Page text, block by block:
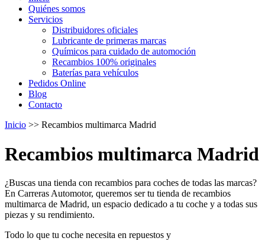
Quiénes somos
Servicios
Distribuidores oficiales
Lubricante de primeras marcas
Químicos para cuidado de automoción
Recambios 100% originales
Baterías para vehículos
Pedidos Online
Blog
Contacto
Inicio >> Recambios multimarca Madrid
Recambios multimarca Madrid
¿Buscas una tienda con recambios para coches de todas las marcas?
En Carreras Automotor, queremos ser tu tienda de recambios
multimarca de Madrid, un espacio dedicado a tu coche y a todas sus
piezas y su rendimiento.
Todo lo que tu coche necesita en repuestos y